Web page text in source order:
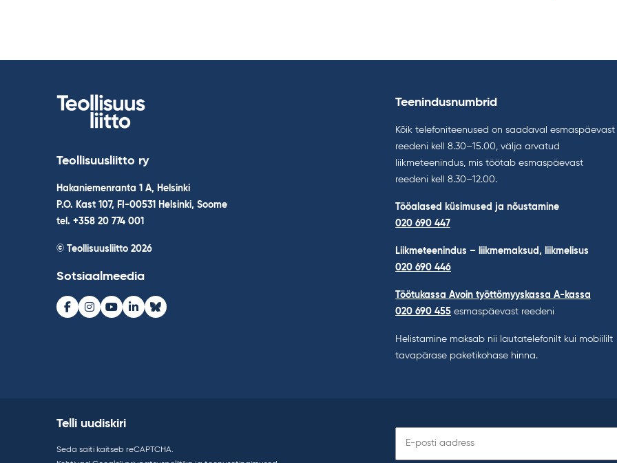
Teollisuusliitto ry
Hakaniemenranta 1 A, Helsinki
P.O. Kast 107, FI-00531 Helsinki, Soome
tel. +358 20 774 001
© Teollisuusliitto 2026
Sotsiaalmeedia
Facebook
Instagram
Youtube
LinkedInBluesky
Teenindusnumbrid
Kõik telefoniteenused on saadaval esmaspäevast
reedeni kell 8.30–15.00, välja arvatud
liikmeteenindus, mis töötab esmaspäevast
reedeni kell 8.30–12.00.
Tööalased küsimused ja nõustamine
020 690 447
Liikmeteenindus – liikmemaksud, liikmelisus
020 690 446
Töötukassa Avoin työttömyyskassa A-kassa
020 690 455 esmaspäevast reedeni
Helistamine maksab nii lautatelefonilt kui mobiililt
tavapärase paketikohase hinna.
Telli uudiskiri
Seda saiti kaitseb reCAPTCHA.